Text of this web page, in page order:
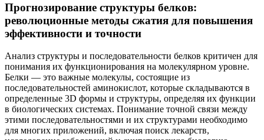
Прогнозирование структуры белков:
революционные методы сжатия для повышения
эффективности и точности
Анализ структуры и последовательности белков критичен для
понимания их функционирования на молекулярном уровне.
Белки — это важные молекулы, состоящие из
последовательностей аминокислот, которые складываются в
определенные 3D формы и структуры, определяя их функции
в биологических системах. Понимание точной связи между
этими последовательностями и их структурами необходимо
для многих приложений, включая поиск лекарств,